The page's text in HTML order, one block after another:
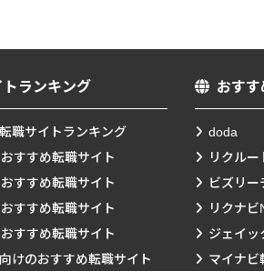
ランキング
職サイトランキング
すすめ転職サイト
すすめ転職サイト
すすめ転職サイト
すすめ転職サイト
けのおすすめ転職サイト
おす
doda
リクル
ビズリー
リクナビ
ジェイッ
マイナビ